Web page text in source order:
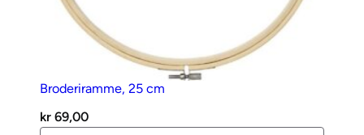
Broderiramme, 25 cm
kr 69,00